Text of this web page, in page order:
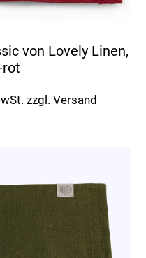
von Lovely Linen,
rot
zzgl. Versand